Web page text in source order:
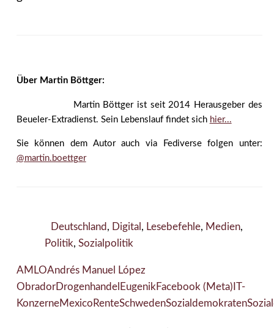
Über Martin Böttger:
Martin Böttger ist seit 2014 Herausgeber des
Beueler-Extradienst. Sein Lebenslauf findet sich hier...
Sie können dem Autor auch via Fediverse folgen unter:
@martin.boettger
Deutschland , Digital , Lesebefehle, Medien,
Politik, Sozialpolitik
AMLOAndrés Manuel López
ObradorDrogenhandel Eugenik Facebook (Meta) IT-
KonzerneMexico RenteSchwedenSozialdemokraten